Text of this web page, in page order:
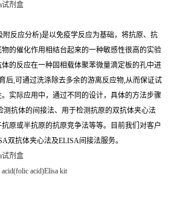
试剂盒
附反应分析)是以免疫学反应为基础，将抗原、抗
的催化作用相结台起来的一种敏感性很高的实验
的反应在一种固相载体聚苯微量滴定板的孔中进
后,可通过洗涤除去多余的游离反应物,从而保证试
实际应用中，通过不同的设计，具体的方法步骤
测抗体的间接法、用于检测抗原的双抗体夹心法
原或半抗原的抗原竞争法等等。目前我们对客户
双抗体夹心法及ELISA间接法服务。
试剂盒
acid)Elisa kit